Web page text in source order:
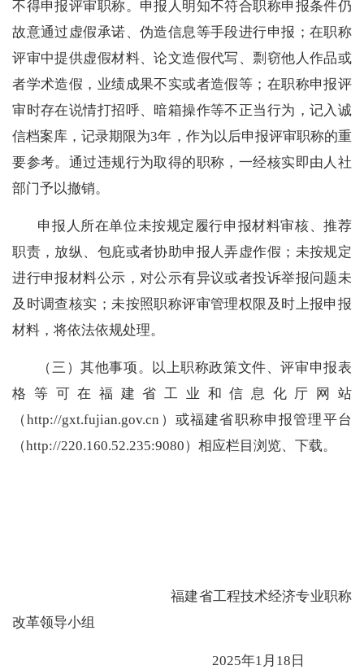
不得申报评审职称。申报人明知不符合职称申报条件仍
故意通过虚假承诺、伪造信息等手段进行申报；在职称
评审中提供虚假材料、论文造假代写、剽窃他人作品或
者学术造假，业绩成果不实或者造假等；在职称申报评
审时存在说情打招呼、暗箱操作等不正当行为，记入诚
信档案库，记录期限为3年，作为以后申报评审职称的重
要参考。通过违规行为取得的职称，一经核实即由人社
部门予以撤销。
申报人所在单位未按规定履行申报材料审核、推荐
职责，放纵、包庇或者协助申报人弄虚作假；未按规定
进行申报材料公示，对公示有异议或者投诉举报问题未
及时调查核实；未按照职称评审管理权限及时上报申报
材料，将依法依规处理。
（三）其他事项。 以上职称政策文件、评审申报表
格等可在福建省工业和信息化厅网站
（http://gxt.fujian.gov.cn）或福建省职称申报管理平台
（http://220.160.52.235:9080）相应栏目浏览、下载。
福建省工程技术经济专业职称
改革领导小组
2025年1 月 18 日